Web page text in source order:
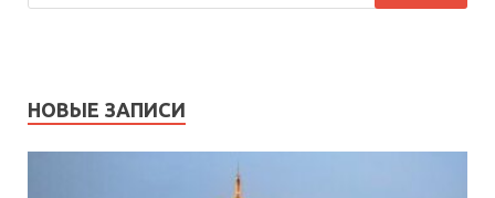
НОВЫЕ ЗАПИСИ